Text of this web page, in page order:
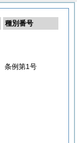
種別番号
条例第1号